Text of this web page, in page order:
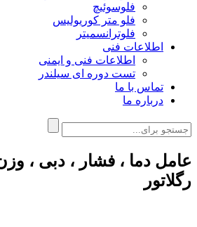
فلوسوئیچ
فلو متر کوریولیس
فلوترانسمیتر
اطلاعات فنی
اطلاعات فنی و ایمنی
تست دوره ای سیلندر
تماس با ما
درباره ما
عامل دما ، فشار ، دبی ،
رگلاتور